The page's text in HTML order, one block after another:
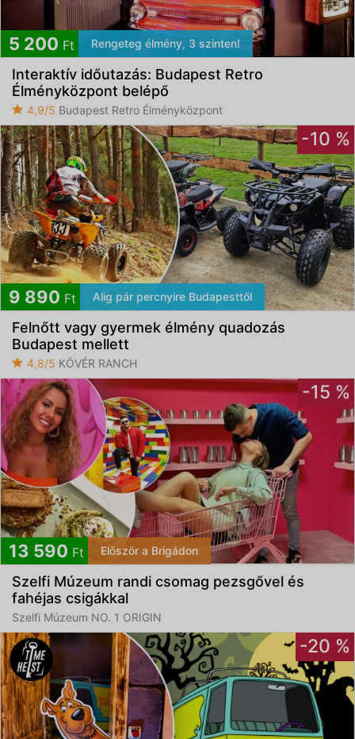
5 200 Ft Rengeteg élmény, 3 szinten!
Interaktív időutazás: Budapest Retro
Élményközpont belépő
4,9/5 Budapest Retro Élményközpont
-10 %
9 890 Ft Alig pár percnyire Budapesttől
Felnőtt vagy gyermek élmény quadozás
Budapest mellett
4,8/5 KÖVÉR RANCH
-15 %
13 590 Ft Először a Brigádon
Szelfi Múzeum randi csomag pezsgővel és
fahéjas csigákkal
Szelfi Múzeum NO. 1 ORIGIN
-20 %